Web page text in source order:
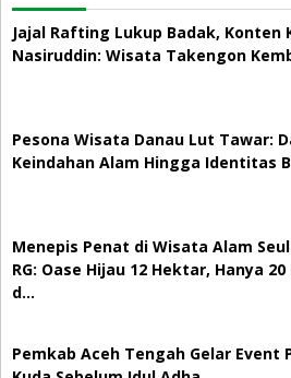
Jajal Rafting Lukup Badak, Konten
Nasiruddin: Wisata Takengon
Pesona Wisata Danau Lut Tawar:
Keindahan Alam Hingga Identitas
Menepis Penat di Wisata Alam
RG: Oase Hijau 12 Hektar, Hanya
d…
Pemkab Aceh Tengah Gelar Event